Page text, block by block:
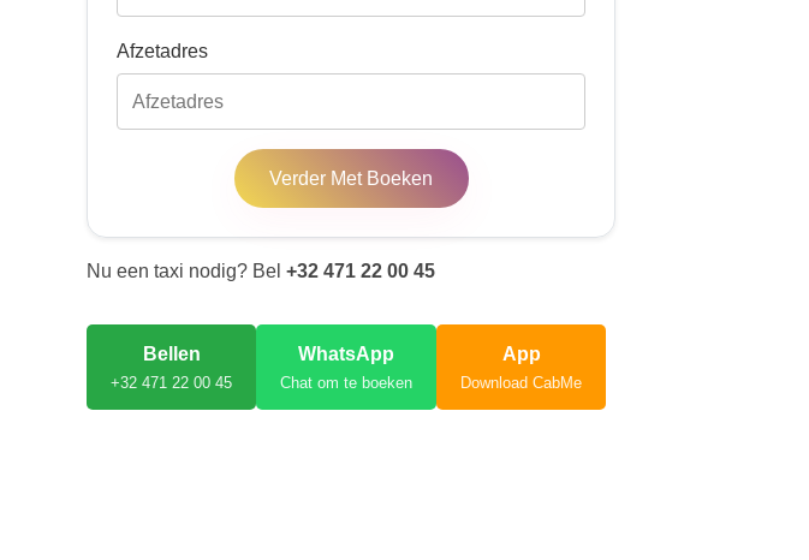
Afzetadres
Verder Met Boeken
Nu een taxi nodig? Bel +32 471 22 00 45
Bellen
+32 471 22 00 45
WhatsApp
Chat om te boeken
App
Download CabMe